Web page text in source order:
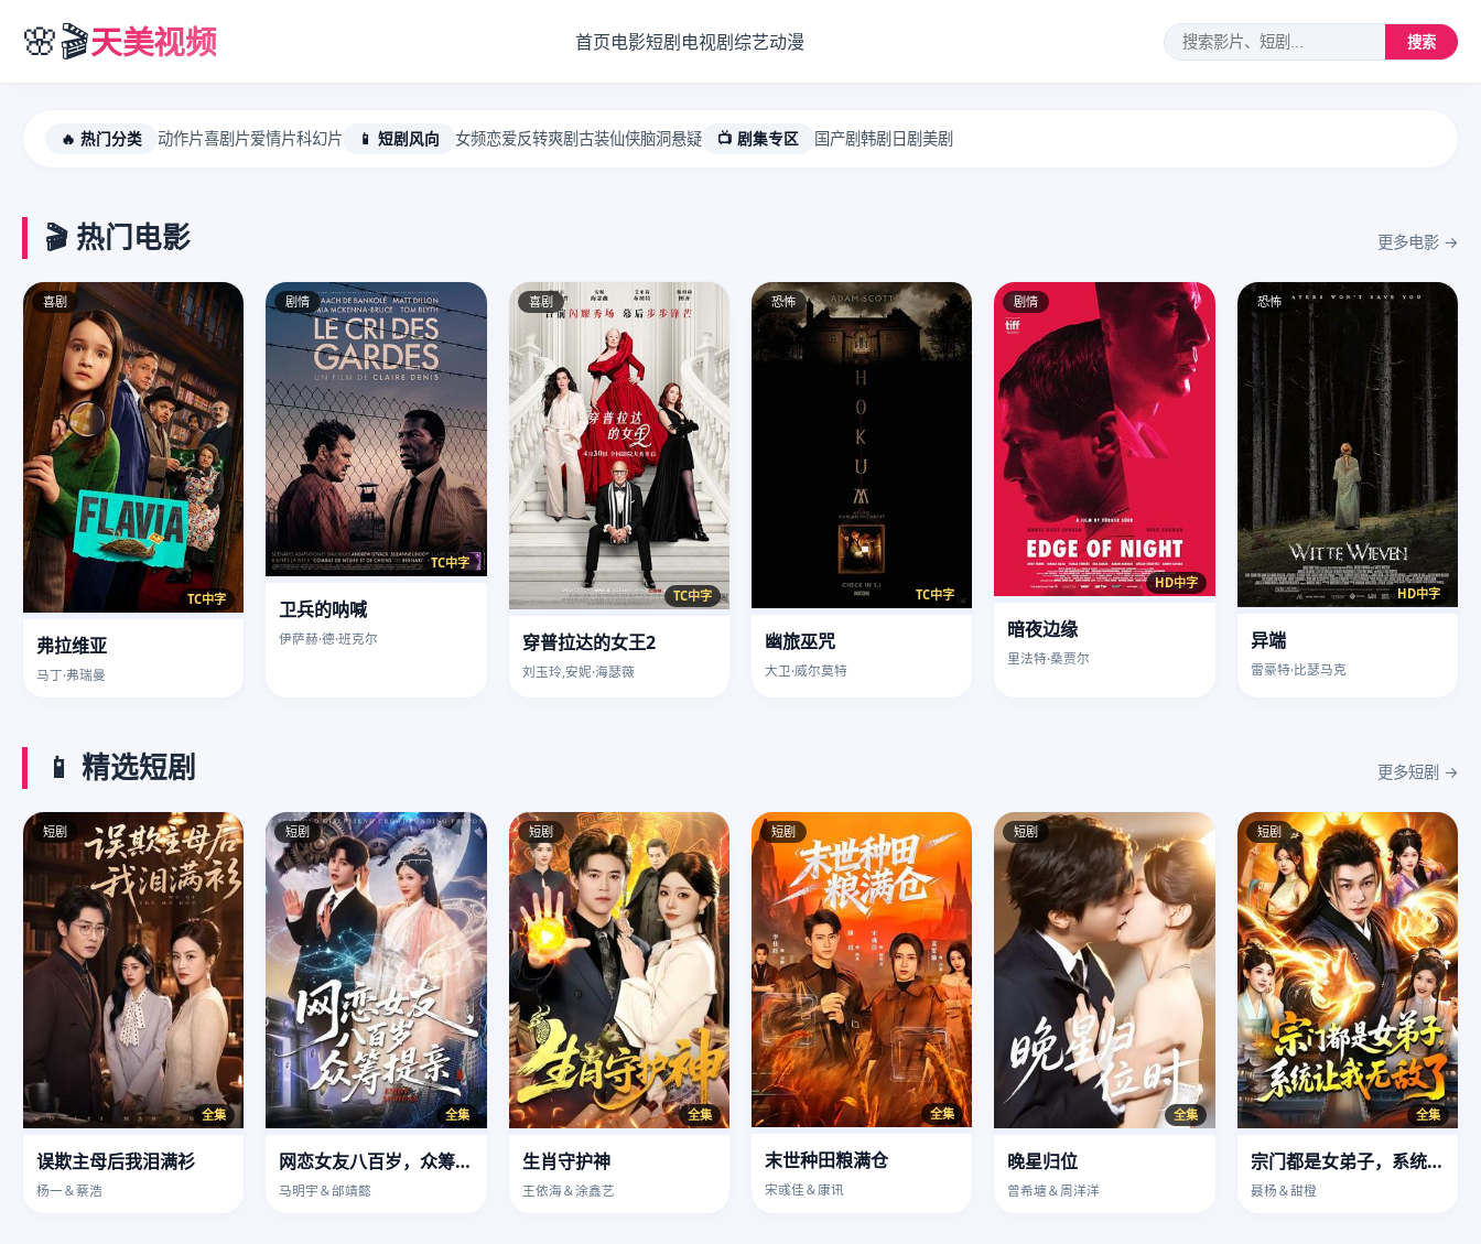
🌸🎬天美视频 首页电影短剧电视剧综艺动漫 搜索
🔥 热门分类 动作片喜剧片爱情片科幻片 📱 短剧风向 女频恋爱反转爽剧古装仙侠脑洞悬疑 📺 剧集专区 国产剧韩剧日剧美剧
🎬 热门电影 更多电影 →
喜剧
TC中字
弗拉维亚
马丁·弗瑞曼
剧情
TC中字
卫兵的呐喊
伊萨赫·德·班克尔
喜剧
TC中字
穿普拉达的女王2
刘玉玲,安妮·海瑟薇
恐怖
TC中字
幽旅巫咒
大卫·威尔莫特
剧情
HD中字
暗夜边缘
里法特·桑贾尔
恐怖
HD中字
异端
雷豪特·比瑟马克
📱 精选短剧 更多短剧 →
短剧
全集
误欺主母后我泪满衫
杨一＆蔡浩
短剧
全集
网恋女友八百岁，众筹提亲
马明宇＆邰靖懿
短剧
全集
生肖守护神
王依海＆涂鑫艺
短剧
全集
末世种田粮满仓
宋彧佳＆康讯
短剧
全集
晚星归位
曾希塘＆周洋洋
短剧
全集
宗门都是女弟子，系统让我无敌了
聂杨＆甜橙